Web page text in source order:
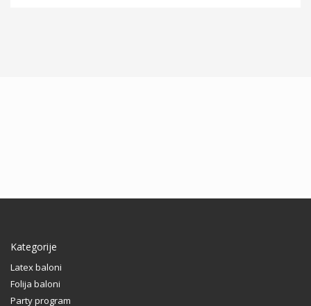
Kategorije
Latex baloni
Folija baloni
Party program